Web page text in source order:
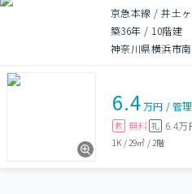
京急本線 / 井土
築36年 / 10階建
神奈川県横浜市
6.4万円 /管
敷 無料 礼 6.4万
1K / 29㎡ / 2階